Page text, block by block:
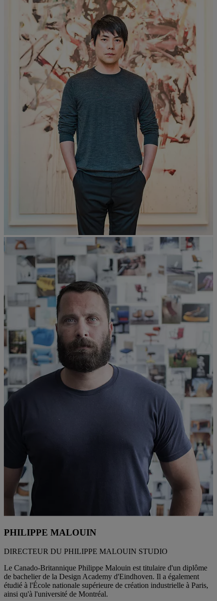
PHILIPPE MALOUIN
DIRECTEUR DU PHILIPPE MALOUIN STUDIO
Le Canado-Britannique Philippe Malouin est titulaire d'un diplôme
de bachelier de la Design Academy d'Eindhoven. Il a également
étudié à l'École nationale supérieure de création industrielle à Paris,
ainsi qu'à l'université de Montréal.